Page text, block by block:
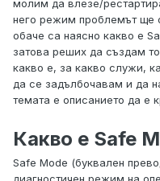
молим да влезе/
него режим проблемът ще
обаче са наясно какво е
затова реших да създам
какво е, за какво служи,
да се задълбочавам и да
темата е описанието да е
Какво е Safe
Safe Mode (буквален